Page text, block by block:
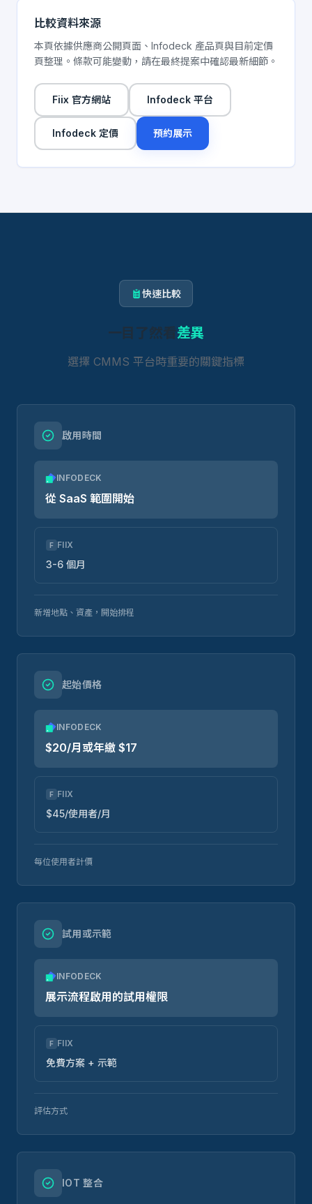
比較資料來源
本頁依據供應商公開頁面、Infodeck 產品頁與目前定價
頁整理。條款可能變動，請在最終提案中確認最新細節。
Fiix 官方網站 Infodeck 平台
Infodeck 定價 預約展示
快速比較
一目了然看差異
選擇 CMMS 平台時重要的關鍵指標
啟用時間
INFODECK
從 SaaS 範圍開始
F FIIX
3-6 個月
新增地點、資產，開始排程
起始價格
INFODECK
$20/月或年繳 $17
F FIIX
$45/使用者/月
每位使用者計價
試用或示範
INFODECK
展示流程啟用的試用權限
F FIIX
免費方案 + 示範
評估方式
IOT 整合